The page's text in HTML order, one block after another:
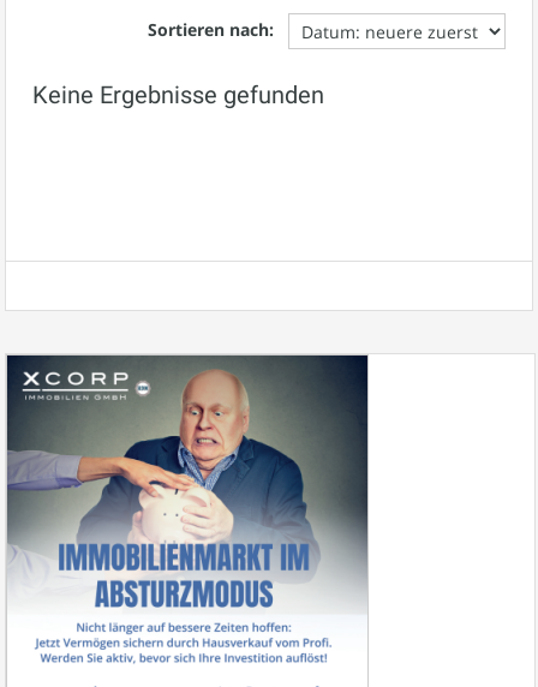
Sortieren nach:
Keine Ergebnisse gefunden